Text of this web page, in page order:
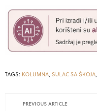
TAGS: KOLUMNA, SULAC SA ŠKOJA,
PREVIOUS ARTICLE